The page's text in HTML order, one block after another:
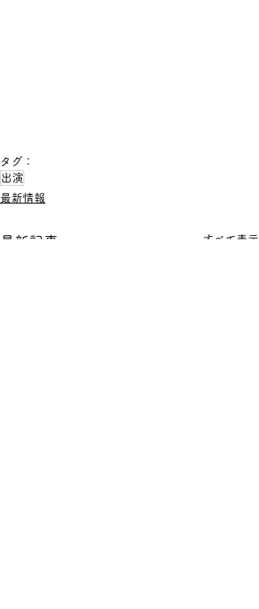
タグ：
出演
最新情報
最新記事 すべて表示